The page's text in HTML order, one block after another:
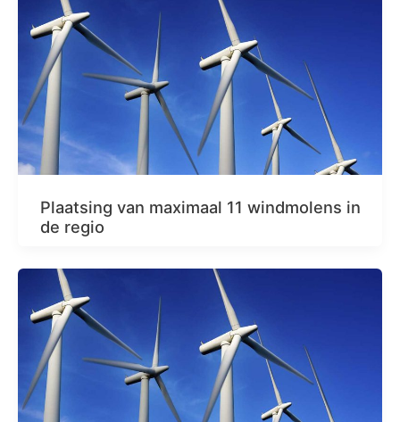
Plaatsing van maximaal 11 windmolens in
de regio